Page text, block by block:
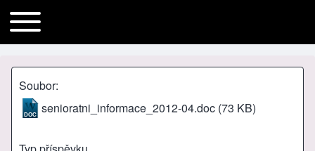
Main navigation
Toggle main menu
Soubor
senioratni_informace_2012-04.doc (73 KB)